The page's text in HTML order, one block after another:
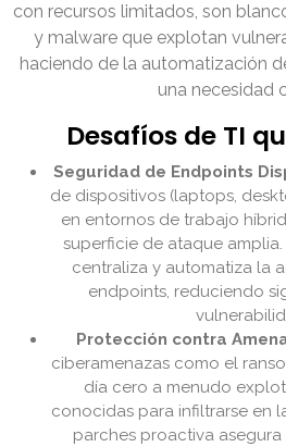
con recursos limitados, son
y malware que explotan
haciendo de la automatización
una necesidad
Desafíos de TI
Seguridad de Endpoints
de dispositivos (laptops,
en entornos de trabajo
superficie de ataque
centraliza y automatiza la
endpoints, reduciendo
Protección contra
ciberamenazas como el
día cero a menudo
conocidas para infiltrarse en
parches proactiva